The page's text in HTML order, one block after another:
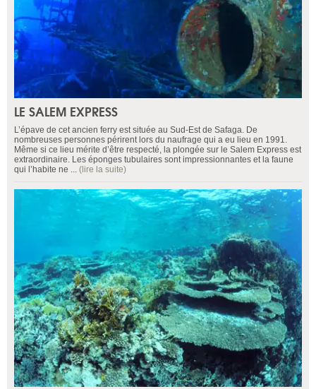
LE SALEM EXPRESS
L’épave de cet ancien ferry est située au Sud-Est de Safaga. De
nombreuses personnes périrent lors du naufrage qui a eu lieu en 1991.
Même si ce lieu mérite d’être respecté, la plongée sur le Salem Express est
extraordinaire. Les éponges tubulaires sont impressionnantes et la faune
qui l’habite ne ... (lire la suite)